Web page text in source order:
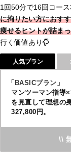
1回50分で16回コース
に拘りたい方におす
痩せるヒントが詰ま
行く価値あり
人気プラン
「BASICプラン」
マンツーマン指導
を見直して理想の
327,800円。
\\